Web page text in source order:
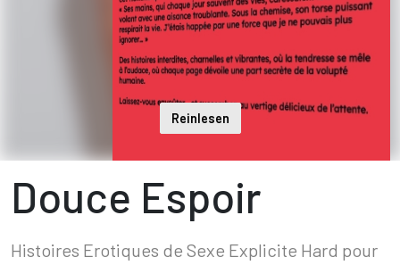
Reinlesen
Douce Espoir
Histoires Erotiques de Sexe Explicite Hard pour